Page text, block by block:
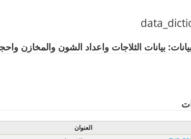
بيانات الثلاجات واعداد الشون والمخازن
العنوان